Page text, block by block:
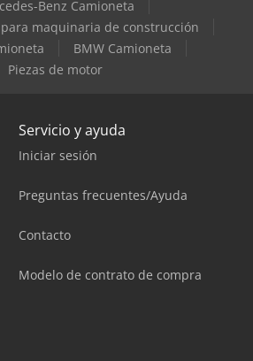
Benz Camioneta
maquinaria de construcción
BMW Camioneta
Piezas de motor
Servicio y ayuda
Iniciar sesión
Preguntas frecuentes/Ayuda
Contacto
Modelo de contrato de compra